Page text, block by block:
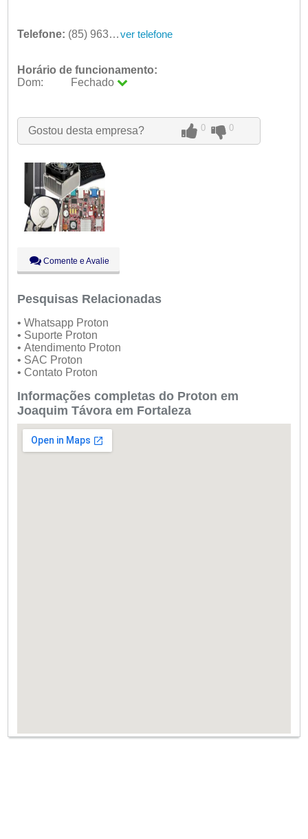
Telefone: (85) 9632-6787 ver telefone
Horário de funcionamento:
Dom:
Fechado
Qua:
09:00 - 18:00
Qui:
09:00 - 18:00
Sáb:
Fechado
Dom:
Fechado
Gostou desta empresa? 0 0
Comente e Avalie
Pesquisas Relacionadas
• Whatsapp Proton
• Suporte Proton
• Atendimento Proton
• SAC Proton
• Contato Proton
Informações completas do Proton em
Joaquim Távora em Fortaleza